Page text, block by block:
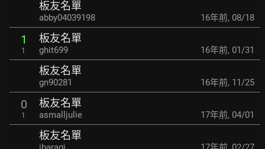
板友名單
abby04039198 16年前, 08/18
1
1
板友名單
ghit699 16年前, 01/31
板友名單
gn90281 16年前, 11/25
0
1
板友名單
asmalljulie 17年前, 04/01
板友名單